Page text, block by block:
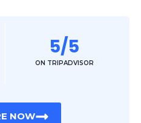
5/5
ON TRIPADVISOR
NOW